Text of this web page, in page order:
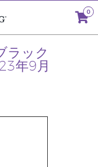
0
ラック
年9月